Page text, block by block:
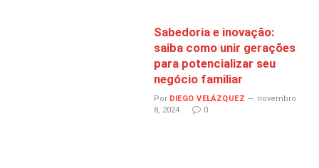
Sabedoria e inovação:
saiba como unir gerações
para potencializar seu
negócio familiar
Por DIEGO VELÁZQUEZ
novembro
8, 2024
0